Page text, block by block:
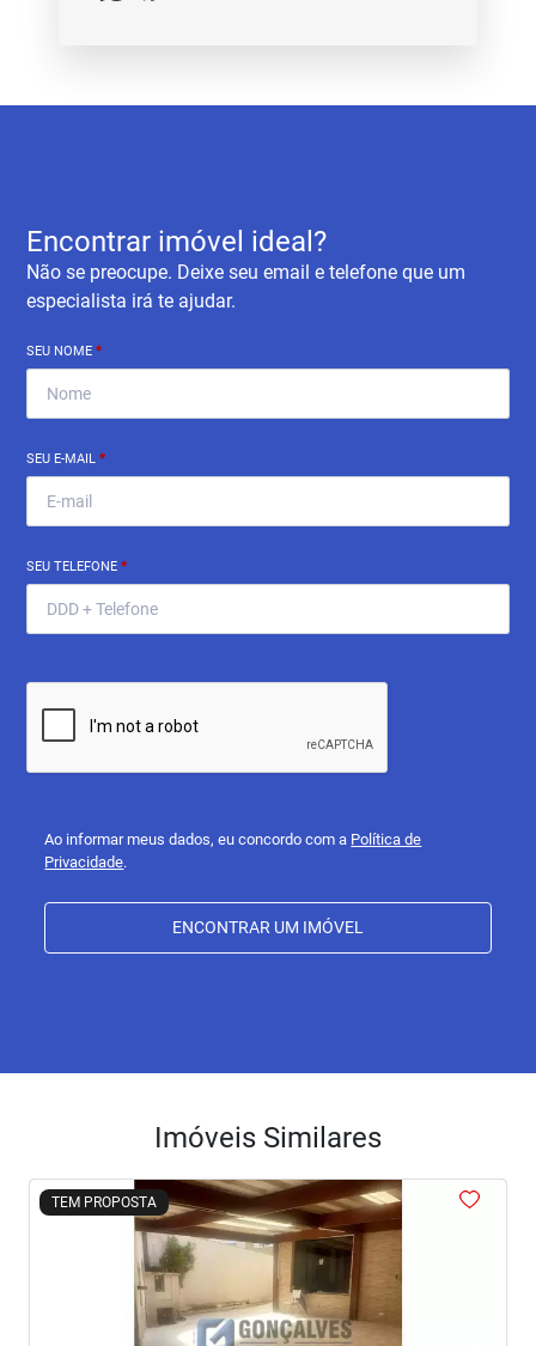
Encontrar imóvel ideal?
Não se preocupe. Deixe seu email e telefone que um
especialista irá te ajudar.
SEU NOME*
SEU E-MAIL*
SEU TELEFONE*
Ao informar meus dados, eu concordo com a Política de
Privacidade.
ENCONTRAR UM IMÓVEL
Imóveis Similares
TEM PROPOSTA
<<<<